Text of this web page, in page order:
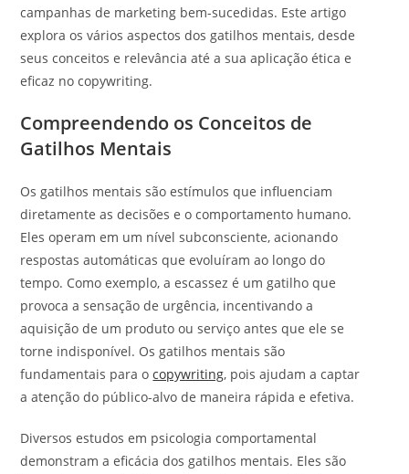
t
:
campanhas de marketing bem-sucedidas. Este artigo
explora os vários aspectos dos gatilhos mentais, desde
seus conceitos e relevância até a sua aplicação ética e
eficaz no copywriting.
Compreendendo os Conceitos de
Gatilhos Mentais
Os gatilhos mentais são estímulos que influenciam
diretamente as decisões e o comportamento humano.
Eles operam em um nível subconsciente, acionando
respostas automáticas que evoluíram ao longo do
tempo. Como exemplo, a escassez é um gatilho que
provoca a sensação de urgência, incentivando a
aquisição de um produto ou serviço antes que ele se
torne indisponível. Os gatilhos mentais são
fundamentais para ocopywriting, pois ajudam a captar
a atenção do público-alvo de maneira rápida e efetiva.
Diversos estudos em psicologia comportamental
demonstram a eficácia dos gatilhos mentais. Eles são